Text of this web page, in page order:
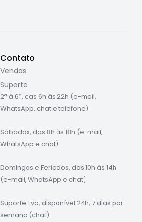
Contato
Vendas
Suporte
2ª à 6ª, das 6h às 22h (e-mail,
WhatsApp, chat e telefone)
Sábados, das 8h às 18h (e-mail,
WhatsApp e chat)
Domingos e Feriados, das 10h às 14h
(e-mail, WhatsApp e chat)
Suporte Eva, disponível 24h, 7 dias por
semana (chat)